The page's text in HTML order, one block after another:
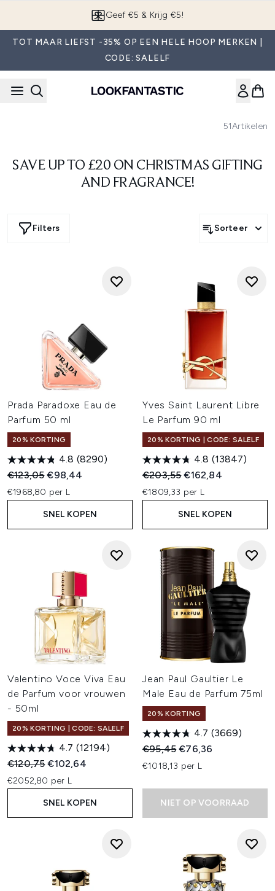
Geef €5 & Krijg €5!
TOT MAAR LIEFST -35% OP EEN HELE HOOP MERKEN |
CODE: SALELF
51Artikelen
SAVE UP TO £20 ON CHRISTMAS GIFTING
AND FRAGRANCE!
Filters Sorteer
Prada Paradoxe Eau de
Parfum 50 ml
20% KORTING
4.8 (8290)
Recommended Retail Price:
€123,05Huidige prijs:
€98,44
€1968,80 per L
SNEL KOPEN
Yves Saint Laurent Libre
Le Parfum 90 ml
20% KORTING | CODE: SALELF
4.8 (13847)
Recommended Retail Price:
€203,55Huidige prijs:
€162,84
€1809,33 per L
SNEL KOPEN
Valentino Voce Viva Eau
de Parfum voor vrouwen
- 50ml
20% KORTING | CODE: SALELF
4.7 (12194)
Recommended Retail Price:
€120,75Huidige prijs:
€102,64
€2052,80 per L
SNEL KOPEN
Jean Paul Gaultier Le
Male Eau de Parfum 75ml
20% KORTING
4.7 (3669)
Recommended Retail Price:
€95,45Huidige prijs:
€76,36
€1018,13 per L
NIET OP VOORRAAD